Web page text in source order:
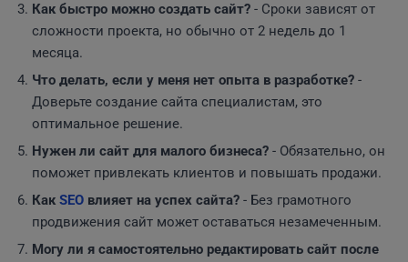
Как быстро можно создать сайт? - Сроки зависят от
сложности проекта, но обычно от 2 недель до 1
месяца.
Что делать, если у меня нет опыта в разработке? -
Доверьте создание сайта специалистам, это
оптимальное решение.
Нужен ли сайт для малого бизнеса? - Обязательно, он
поможет привлекать клиентов и повышать продажи.
Как SEO влияет на успех сайта? - Без грамотного
продвижения сайт может оставаться незамеченным.
Могу ли я самостоятельно редактировать сайт после